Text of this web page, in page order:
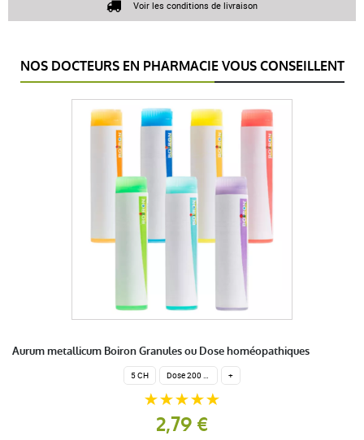
Voir les conditions de livraison
NOS DOCTEURS EN PHARMACIE VOUS CONSEILLENT
Aurum metallicum Boiron Granules ou Dose homéopathiques
5 CH Dose 200 globules homéopathiques +
2,79 €